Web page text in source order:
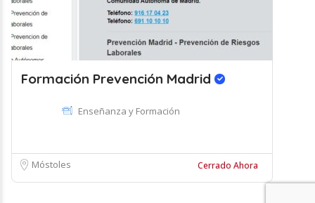
Formación Prevención Madrid
Enseñanza y Formación
Móstoles Cerrado Ahora